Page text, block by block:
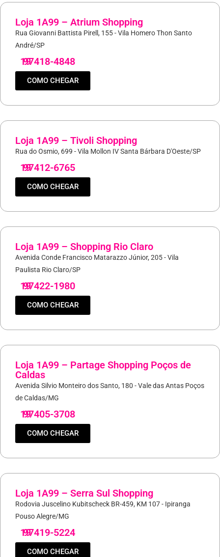
Loja 1A99 – Atrium Shopping
Rua Giovanni Battista Pirell, 155 - Vila Homero Thon Santo
André/SP
19
97418-4848
COMO CHEGAR
Loja 1A99 – Tivoli Shopping
Rua do Osmio, 699 - Vila Mollon IV Santa Bárbara D'Oeste/SP
19
97412-6765
COMO CHEGAR
Loja 1A99 – Shopping Rio Claro
Avenida Conde Francisco Matarazzo Júnior, 205 - Vila
Paulista Rio Claro/SP
19
97422-1980
COMO CHEGAR
Loja 1A99 – Partage Shopping Poços de
Caldas
Avenida Silvio Monteiro dos Santo, 180 - Vale das Antas Poços
de Caldas/MG
19
97405-3708
COMO CHEGAR
Loja 1A99 – Serra Sul Shopping
Rodovia Juscelino Kubitscheck BR-459, KM 107 - Ipiranga
Pouso Alegre/MG
19
97419-5224
COMO CHEGAR